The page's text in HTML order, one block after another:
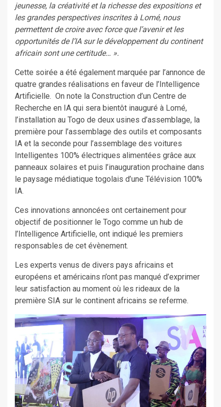
jeunesse, la créativité et la richesse des expositions et
les grandes perspectives inscrites à Lomé, nous
permettent de croire avec force que l’avenir et les
opportunités de l’IA sur le développement du continent
africain sont une certitude… ».
Cette soirée a été également marquée par l’annonce de
quatre grandes réalisations en faveur de l’Intelligence
Artificielle. On note la Construction d’un Centre de
Recherche en IA qui sera bientôt inauguré à Lomé,
l’installation au Togo de deux usines d’assemblage, la
première pour l’assemblage des outils et composants
IA et la seconde pour l’assemblage des voitures
Intelligentes 100% électriques alimentées grâce aux
panneaux solaires et puis l’inauguration prochaine dans
le paysage médiatique togolais d’une Télévision 100%
IA.
Ces innovations annoncées ont certainement pour
objectif de positionner le Togo comme un hub de
l’Intelligence Artificielle, ont indiqué les premiers
responsables de cet évènement.
Les experts venus de divers pays africains et
européens et américains n’ont pas manqué d’exprimer
leur satisfaction au moment où les rideaux de la
première SIA sur le continent africains se referme.